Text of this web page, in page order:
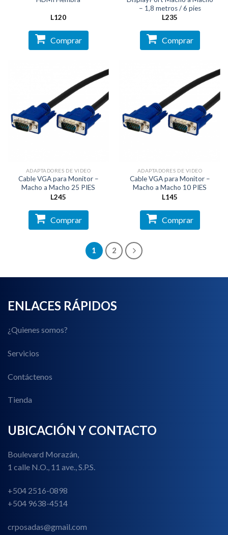
L120
Comprar
– 1,8 metros / 6 pies
L235
Comprar
ADAPTADORES DE VIDEO
Cable VGA para Monitor –
Macho a Macho 25 PIES
L245
Comprar
ADAPTADORES DE VIDEO
Cable VGA para Monitor –
Macho a Macho 10 PIES
L145
Comprar
1 2
ENLACES RÁPIDOS
¿Quienes somos?
Servicios
Contáctenos
Tienda
UBICACIÓN Y CONTACTO
Boulevard Morazán,
1 calle N.O., 11 ave., S.P.S.
+504 2516-0898
+504 9638-4514
crposadas@gmail.com